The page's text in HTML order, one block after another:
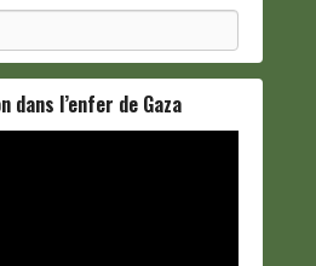
dans l’enfer de Gaza